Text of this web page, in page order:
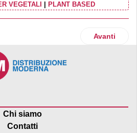
VEGETALI PLANT BASED
presenta il nuovoArticolo
Avanti
Chi siamo
Contatti